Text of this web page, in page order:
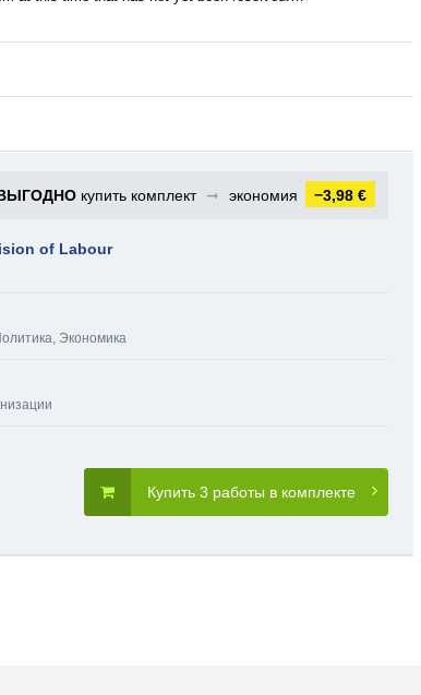
купить комплект ➞ экономия −3,98 €
of Labour
, Экономика
Купить 3 работы в комплекте